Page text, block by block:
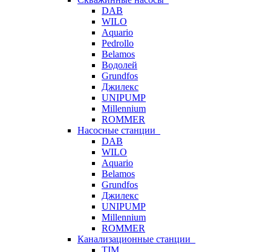
DAB
WILO
Aquario
Pedrollo
Belamos
Водолей
Grundfos
Джилекс
UNIPUMP
Millennium
ROMMER
Насосные станции
DAB
WILO
Aquario
Belamos
Grundfos
Джилекс
UNIPUMP
Millennium
ROMMER
Канализационные станции
TIM